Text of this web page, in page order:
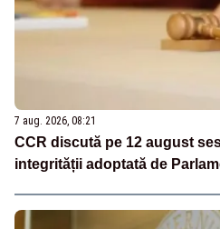
7 aug. 2026, 08:21
CCR discută pe 12 august
integrității adoptată de